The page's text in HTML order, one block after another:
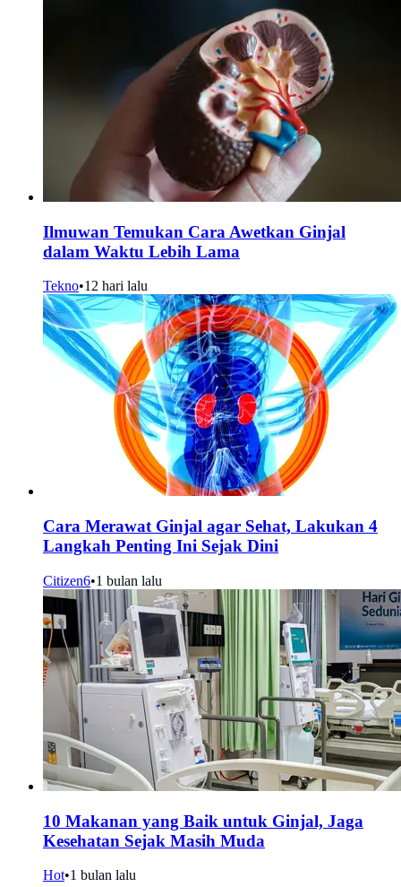
Ilmuwan Temukan Cara Awetkan Ginjal
dalam Waktu Lebih Lama
Tekno•12 hari lalu
Cara Merawat Ginjal agar Sehat, Lakukan 4
Langkah Penting Ini Sejak Dini
Citizen6•1 bulan lalu
10 Makanan yang Baik untuk Ginjal, Jaga
Kesehatan Sejak Masih Muda
Hot•1 bulan lalu